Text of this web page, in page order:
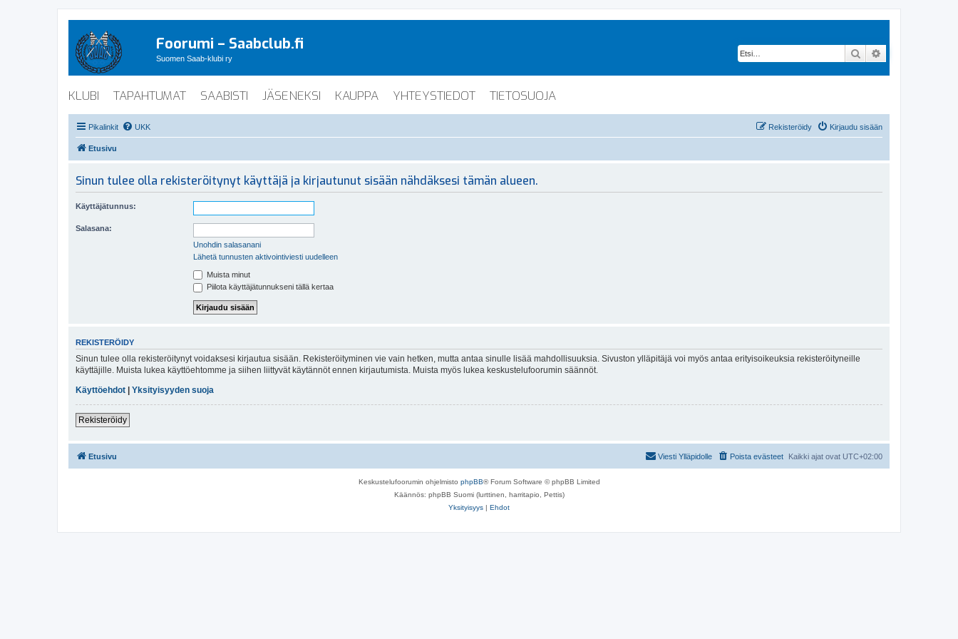
Foorumi – Saabclub.fi
Suomen Saab-klubi ry Etsi
KLUBI TAPAHTUMAT SAABISTI JÄSENEKSI KAUPPA YHTEYSTIEDOT TIETOSUOJA
Pikalinkit UKK Kirjaudu sisään
Rekisteröidy
Etusivu
Sinun tulee olla rekisteröitynyt käyttäjä ja kirjautunut sisään nähdäksesi tämän alueen.
Käyttäjätunnus:
Salasana:
Unohdin salasanani
Lähetä tunnusten aktivointiviesti uudelleen
Muista minut
Piilota käyttäjätunnukseni tällä kertaa
REKISTERÖIDY
Sinun tulee olla rekisteröitynyt voidaksesi kirjautua sisään. Rekisteröityminen vie vain hetken, mutta antaa sinulle lisää mahdollisuuksia. Sivuston ylläpitäjä voi myös antaa erityisoikeuksia rekisteröityneille
käyttäjille. Muista lukea käyttöehtomme ja siihen liittyvät käytännöt ennen kirjautumista. Muista myös lukea keskustelufoorumin säännöt.
Käyttöehdot
Yksityisyyden suoja
Rekisteröidy
Etusivu Kaikki ajat ovat UTC+02:00
Poista evästeet
Viesti Ylläpidolle
Keskustelufoorumin ohjelmisto phpBB® Forum Software © phpBB Limited
Käännös: phpBB Suomi (lurttinen, harritapio, Pettis)
Yksityisyys | Ehdot